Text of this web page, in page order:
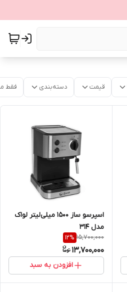
قیمت دسته‌بندی فقط
اسپرسو ساز ۱۵۰۰ میلی‌لیتر لواک
مدل 314
15,700,000
12%
13,700,000
افزودن به سبد